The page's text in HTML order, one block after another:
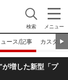
検索 メニュー
▶︎
ース/記事 カスタム
が増した新型「プ